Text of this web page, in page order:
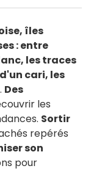
îles
: entre
les traces
cari, les
. Des
les
Sortir
repérés
son
pour